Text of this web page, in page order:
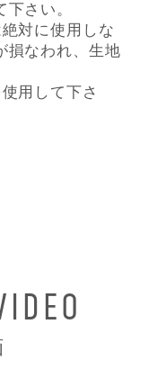
さい。
対に使用しな
損なわれ、生地
用して下さ